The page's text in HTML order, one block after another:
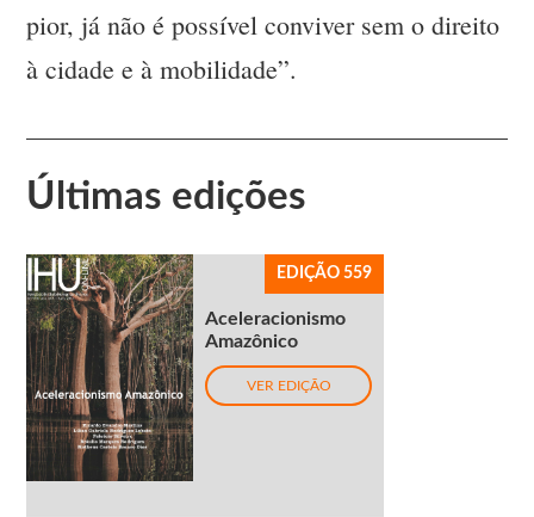
pior, já não é possível conviver sem o direito
à cidade e à mobilidade”.
Últimas edições
EDIÇÃO 559
Aceleracionismo
Amazônico
VER EDIÇÃO